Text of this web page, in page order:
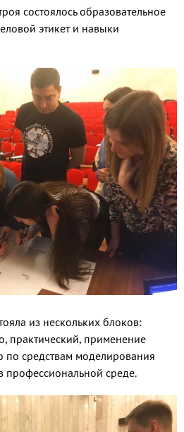
состоялось образовательное
этикет и навыки
из нескольких блоков:
практический, применение
средствам моделирования
профессиональной среде.